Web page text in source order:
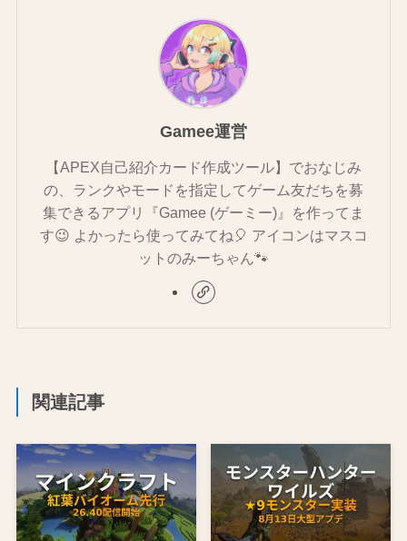
Gamee運営
【APEX自己紹介カード作成ツール】でおなじみ
の、ランクやモードを指定してゲーム友だちを募
集できるアプリ『Gamee (ゲーミー)』を作ってま
す😉 よかったら使ってみてね🎈 アイコンはマスコ
ットのみーちゃん🐾
関連記事